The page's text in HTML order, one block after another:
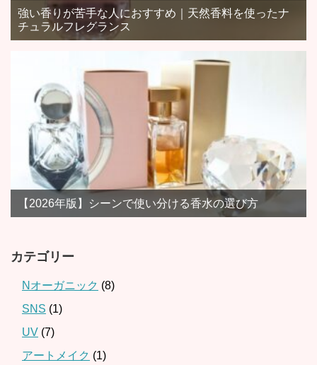
強い香りが苦手な人におすすめ｜天然香料を使ったナ
チュラルフレグランス
【2026年版】シーンで使い分ける香水の選び方
カテゴリー
Nオーガニック (8)
SNS (1)
UV (7)
アートメイク (1)